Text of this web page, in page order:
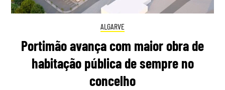
ALGARVE
Portimão avança com maior obra de
habitação pública de sempre no
concelho